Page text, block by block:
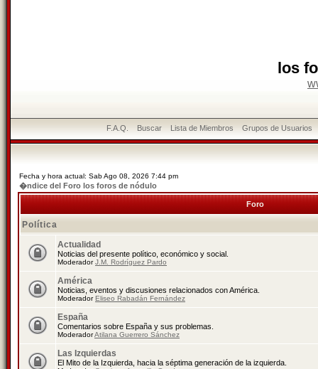
los
F.A.Q. Buscar Lista de Miembros Grupos de Usuarios
Fecha y hora actual: Sab Ago 08, 2026 7:44 pm
�ndice del Foro los foros de nódulo
Foro
Política
Actualidad
Noticias del presente político, económico y social.
ModeradorJ.M. Rodríguez Pardo
América
Noticias, eventos y discusiones relacionados con América.
ModeradorEliseo Rabadán Fernández
España
Comentarios sobre España y sus problemas.
ModeradorAtilana Guerrero Sánchez
Las Izquierdas
El Mito de la Izquierda, hacia la séptima generación de la izquierda.